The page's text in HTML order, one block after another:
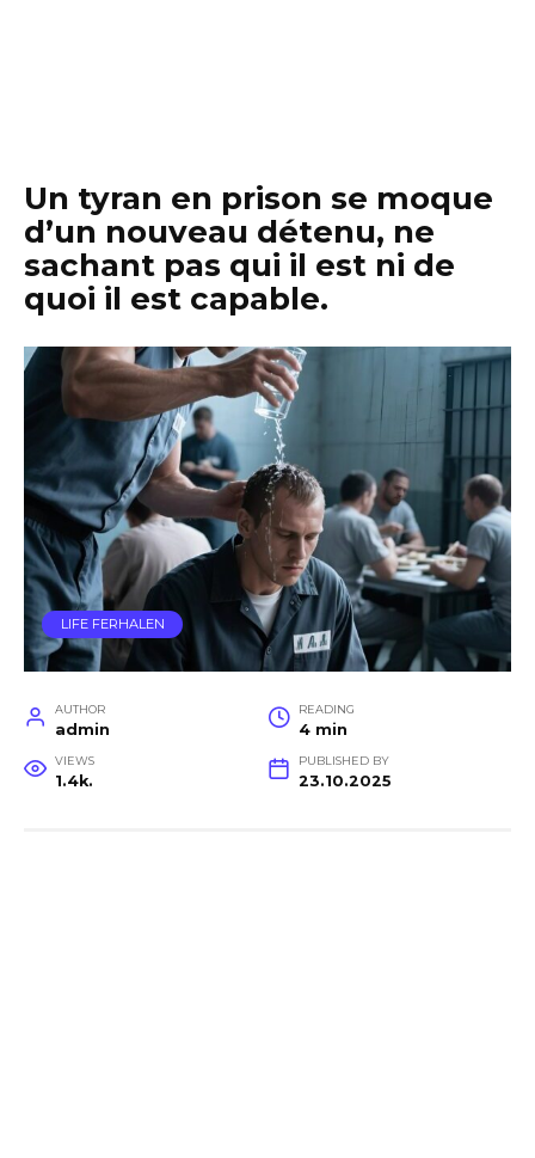
Un tyran en prison se moque
d’un nouveau détenu, ne
sachant pas qui il est ni de
quoi il est capable.
LIFE FERHALEN
AUTHOR
admin
READING
4 min
VIEWS
1.4k.
PUBLISHED BY
23.10.2025